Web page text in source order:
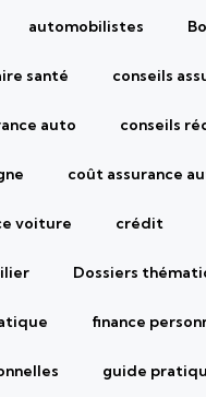
automobilistes
santé conseils
auto conseils
coût assurance
voiture crédit
Dossiers
finance
guide